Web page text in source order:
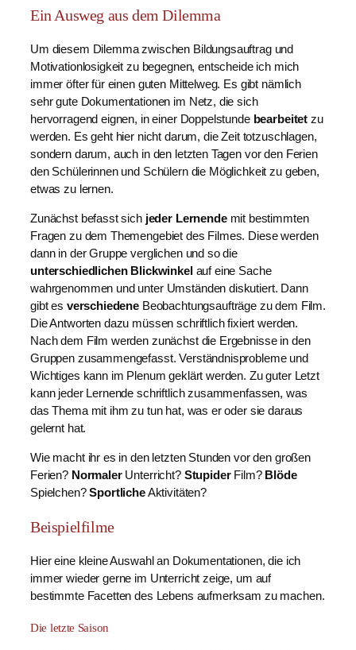
Ein Ausweg aus dem Dilemma
Um diesem Dilemma zwischen Bildungsauftrag und
Motivationlosigkeit zu begegnen, entscheide ich mich
immer öfter für einen guten Mittelweg. Es gibt nämlich
sehr gute Dokumentationen im Netz, die sich
hervorragend eignen, in einer Doppelstunde bearbeitet zu
werden. Es geht hier nicht darum, die Zeit totzuschlagen,
sondern darum, auch in den letzten Tagen vor den Ferien
den Schülerinnen und Schülern die Möglichkeit zu geben,
etwas zu lernen.
Zunächst befasst sich jeder Lernendemit bestimmten
Fragen zu dem Themengebiet des Filmes. Diese werden
dann in der Gruppe verglichen und so die
unterschiedlichen Blickwinkel auf eine Sache
wahrgenommen und unter Umständen diskutiert. Dann
gibt es verschiedene Beobachtungsaufträge zu dem Film.
Die Antworten dazu müssen schriftlich fixiert werden.
Nach dem Film werden zunächst die Ergebnisse in den
Gruppen zusammengefasst. Verständnisprobleme und
Wichtiges kann im Plenum geklärt werden. Zu guter Letzt
kann jeder Lernende schriftlich zusammenfassen, was
das Thema mit ihm zu tun hat, was er oder sie daraus
gelernt hat.
Wie macht ihr es in den letzten Stunden vor den großen
Ferien? NormalerUnterricht?StupiderFilm? Blöde
Spielchen?SportlicheAktivitäten?
Beispielfilme
Hier eine kleine Auswahl an Dokumentationen, die ich
immer wieder gerne im Unterricht zeige, um auf
bestimmte Facetten des Lebens aufmerksam zu machen.
Die letzte Saison